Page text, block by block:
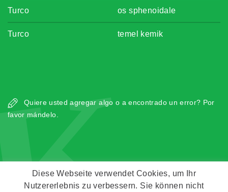
Turco os sphenoidale
Turco temel kemik
Quiere usted agregar algo o a encontrado un error? Por
favor mándelo.
Diese Webseite verwendet Cookies, um Ihr
Nutzererlebnis zu verbessern. Sie können nicht